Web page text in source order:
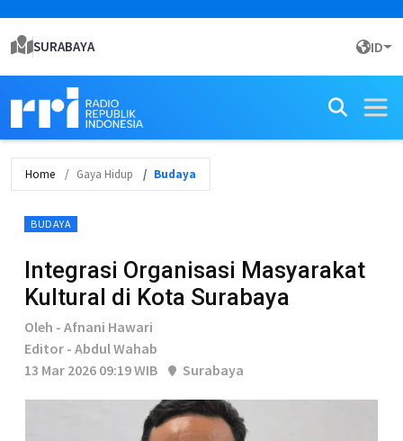
SURABAYA ID
Home Gaya Hidup Budaya
BUDAYA
Integrasi Organisasi Masyarakat
Kultural di Kota Surabaya
Oleh - Afnani Hawari
Editor - Abdul Wahab
13 Mar 2026 09:19 WIB
Surabaya